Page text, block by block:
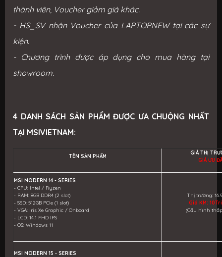
thành viên, Voucher giảm giá khác.
- HS_SV nhận Voucher của LAPTOPNEW tại các sự
kiện.
- Chương trình được áp dụng cho mua hàng tại
showroom.
4 DANH SÁCH SẢN PHẨM ĐƯỢC ƯA CHUỘNG NHẤT
TẠI MSIVIETNAM:
TÊN SẢN PHẨM
GIÁ THỊ
GIÁ ƯU
MSI MODERN 14 - SERIES
- CPU: Intel / Ryzen
- RAM: 8GB DDR4 (2 slot)
- SSD: 512GB PCIe (1 slot)
- VGA: Iris Xe Graphic / Onboard
- LCD: 14.1 FHD IPS
- OS: Windows 11
Thị trường:
Giá KM:
(Cấu hình
MSI MODERN 15 - SERIES